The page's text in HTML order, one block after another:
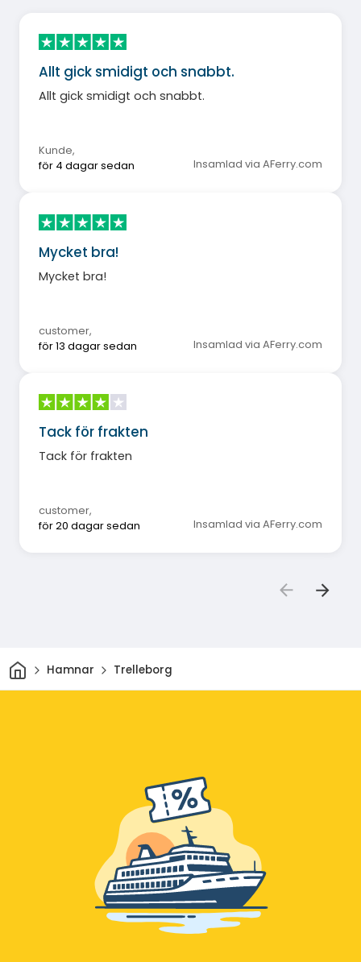
Allt gick smidigt och snabbt.
Allt gick smidigt och snabbt.
Kunde,
för 4 dagar sedan
Insamlad via AFerry.com
Mycket bra!
Mycket bra!
customer,
för 13 dagar sedan
Insamlad via AFerry.com
Tack för frakten
Tack för frakten
customer,
för 20 dagar sedan
Insamlad via AFerry.com
HemHamnar Trelleborg